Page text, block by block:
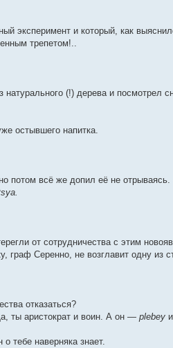
эксперимент и который, как
трепетом!..
(!) дерева и посмотрел
остывшего напитка.
потом всё же допил её не
от сотрудничества с этим
Серенно, не возглавит одну из
отказаться?
ты аристократ и воин. А он — plebey
тебе наверняка знает.